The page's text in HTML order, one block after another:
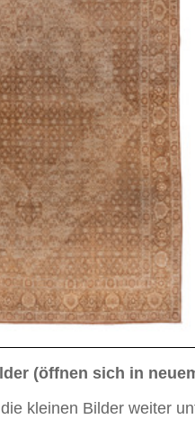
in höherer Auflösung
Nr. 5